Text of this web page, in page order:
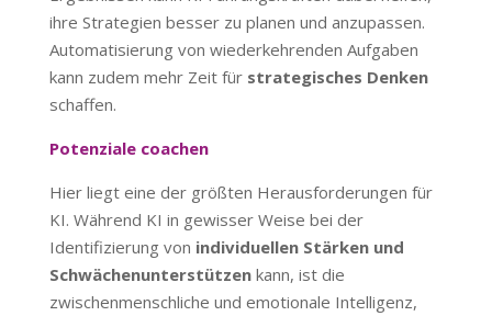
ihre Strategien besser zu planen und anzupassen.
Automatisierung von wiederkehrenden Aufgaben
kann zudem mehr Zeit für strategisches Denken
schaffen.
Potenziale coachen
Hier liegt eine der größten Herausforderungen für
KI. Während KI in gewisser Weise bei der
Identifizierung von individuellen Stärken und
Schwächenunterstützenkann, ist die
zwischenmenschliche und emotionale Intelligenz,